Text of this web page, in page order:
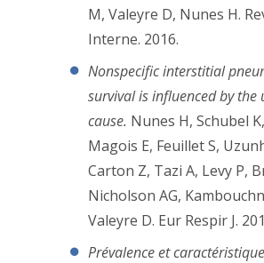
M, Valeyre D, Nunes H.
Interne. 2016.
Nonspecific interstitial
survival is influenced by the
cause. Nunes H, Schubel
Magois E, Feuillet S,
Carton Z, Tazi A, Levy P,
Nicholson AG,
Valeyre D. Eur Respir J.
Prévalence et